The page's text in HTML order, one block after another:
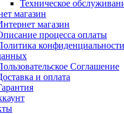
Техническое
магазин
магазин
процесса оплаты
Соглашение
и оплата